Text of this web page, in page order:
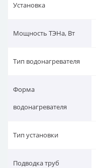
Установка
Мощность ТЭНа, Вт
Тип водонагревателя
Форма
водонагревателя
Тип установки
Подводка труб